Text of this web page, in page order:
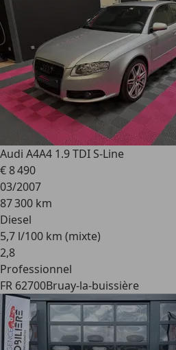
Audi A4A4 1.9 TDI S-Line
€ 8 490
03/2007
87 300 km
Diesel
5,7 l/100 km (mixte)
2,8
Professionnel
FR 62700Bruay-la-buissière